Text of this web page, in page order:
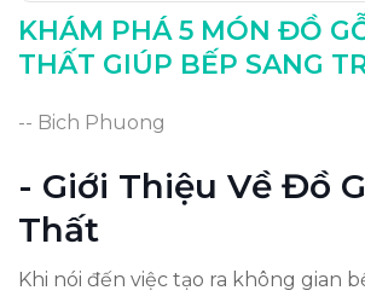
Kết Luận: Lựa Chọn Đồ Gỗ
KHÁM PHÁ 5 MÓN ĐỒ
THẤT GIÚP BẾP SANG
-- Bich Phuong
- Giới Thiệu Về Đồ
Thất
Khi nói đến việc tạo ra không gian